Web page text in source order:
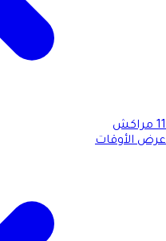
11 مراكش
عرض الأوقات